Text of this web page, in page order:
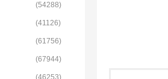
(54288)
(41126)
(61756)
(67944)
(46253)